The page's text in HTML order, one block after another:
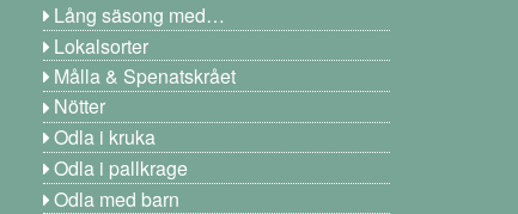
Lång säsong med…
Lokalsorter
Målla & Spenatskrået
Nötter
Odla i kruka
Odla i pallkrage
Odla med barn